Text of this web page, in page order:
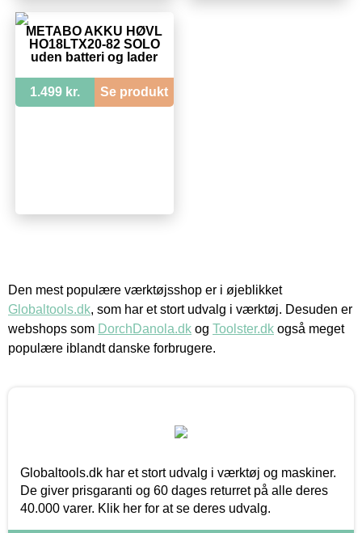
METABO AKKU HØVL
HO18LTX20-82 SOLO
uden batteri og lader
1.499 kr. Se produkt
Den mest populære værktøjsshop er i øjeblikket
Globaltools.dk, som har et stort udvalg i værktøj. Desuden er
webshops som DorchDanola.dk og Toolster.dk også meget
populære iblandt danske forbrugere.
Globaltools.dk har et stort udvalg i værktøj og maskiner.
De giver prisgaranti og 60 dages returret på alle deres
40.000 varer. Klik her for at se deres udvalg.